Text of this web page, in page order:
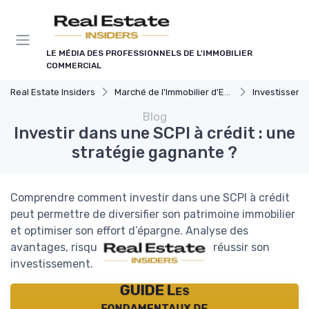
LE MÉDIA DES PROFESSIONNELS DE L'IMMOBILIER
COMMERCIAL
Real Estate Insiders Marché de l'Immobilier d'Entreprise Investissements
Blog
Investir dans une SCPI à crédit : une
stratégie gagnante ?
Comprendre comment investir dans une SCPI à crédit
peut permettre de diversifier son patrimoine immobilier
et optimiser son effort d’épargne. Analyse des
avantages, risques et étapes clés pour réussir son
investissement.
GUIDE Les